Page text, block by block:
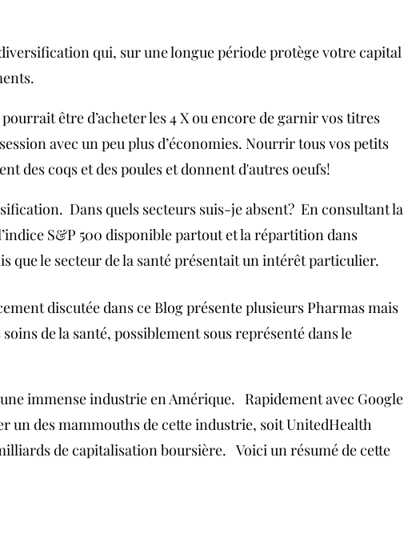
qui, sur une longue période protège votre capital
être d’acheter les 4 X ou encore de garnir vos titres
avec un peu plus d’économies. Nourrir tous vos petits
des coqs et des poules et donnent d'autres oeufs!
Dans quels secteurs suis-je absent?  En consultant la
S&P 500 disponible partout et la répartition dans
que le secteur de la santé présentait un intérêt particulier.
discutée dans ce Blog présente plusieurs Pharmas mais
de la santé, possiblement sous représenté dans le
une immense industrie en Amérique.   Rapidement avec Google
un des mammouths de cette industrie, soit UnitedHealth
de capitalisation boursière.   Voici un résumé de cette